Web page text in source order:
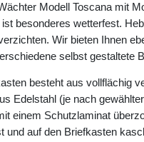
Modell Toscana mit
besonderes wetterfest.
Wir bieten Ihnen
selbst gestaltete
besteht aus vollflächig
Edelstahl (je nach
einem Schutzlaminat
und auf den Briefkasten